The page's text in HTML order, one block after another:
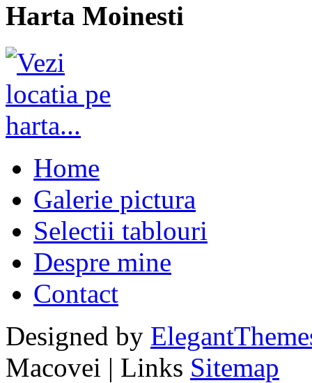
Harta Moinesti
Home
Galerie pictura
Selectii tablouri
Despre mine
Contact
Designed by
Macovei | Links Sitemap